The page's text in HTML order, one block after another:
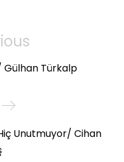
Gülhan Türkalp
Unutmuyor/ Cihan